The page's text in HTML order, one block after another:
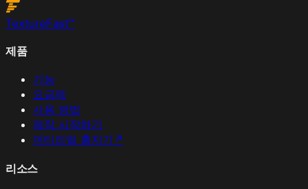
TextureFast™
제품
기능
요금제
사용 방법
제작 시작하기
머티리얼 훔치기 ↗
리소스